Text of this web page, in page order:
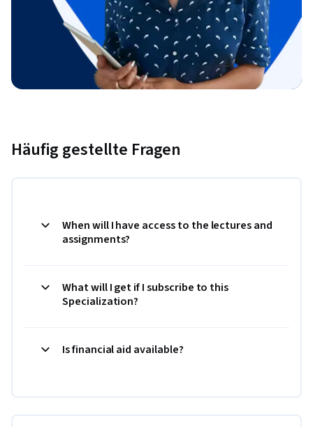
Häufig gestellte Fragen
When will I have access to the lectures and
assignments?
What will I get if I subscribe to this
Specialization?
Is financial aid available?